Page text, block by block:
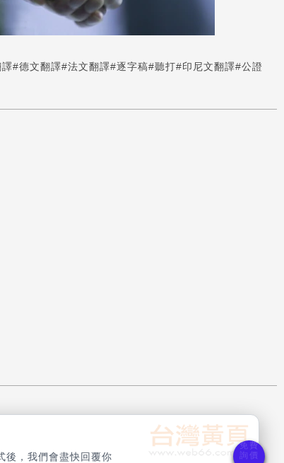
#德文翻譯#法文翻譯#逐字稿#聽打#印尼文翻譯#公證
後，我們會盡快回覆你